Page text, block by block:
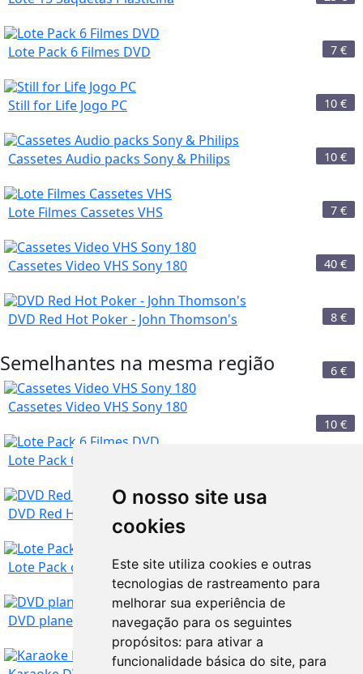
O nosso site usa
cookies
Este site utiliza cookies e outras
tecnologias de rastreamento para
melhorar sua experiência de
navegação para os seguintes
propósitos: para ativar a
funcionalidade básica do site, para
7 €
10 €
Lote Pack 6 Filmes DVD
10 €
Still for Life Jogo PC
7 €
Cassetes Audio packs Sony & Philips
40 €
Lote Filmes Cassetes VHS
8 €
Cassetes Video VHS Sony 180
6 €
DVD Red Hot Poker - John Thomson's
10 €
Semelhantes na mesma região
Cassetes Video VHS Sony 180
Lote Pack 6 Filmes DVD
Faro
DVD Red Hot Poker - John Thomson's
Faro
Lote Pack conjunto CDs Kizomba Caribe
Faro
DVD planeta Ronaldo